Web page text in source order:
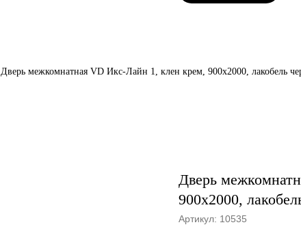
Дверь межкомнатная VD Икс-Лайн 1, клен крем, 900х2000, лакобель
Дверь
900х2000,
Артикул: 10535